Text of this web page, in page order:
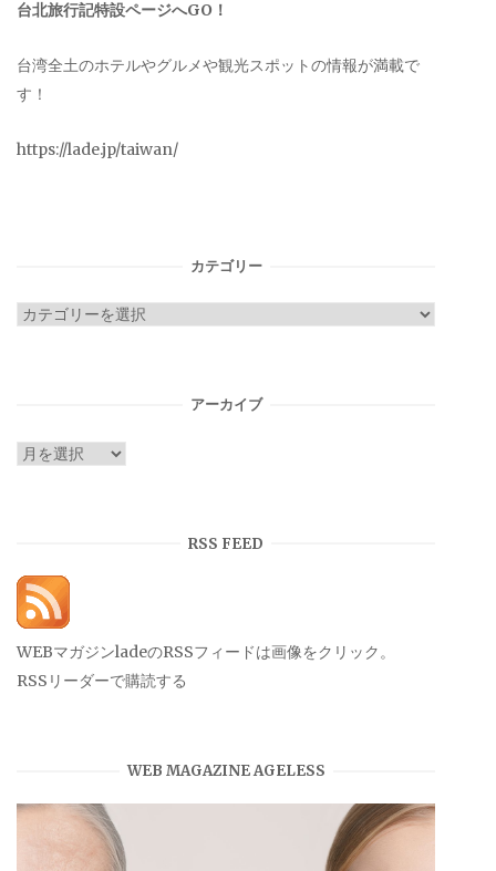
台北旅行記特設ページへGO！
台湾全土のホテルやグルメや観光スポットの情報が満載で
す！
https://lade.jp/taiwan/
カテゴリー
カ
アーカイブ
ア
RSS FEED
WEBマガジンladeのRSSフィードは画像をクリック。
RSSリーダーで購読する
WEB MAGAZINE AGELESS